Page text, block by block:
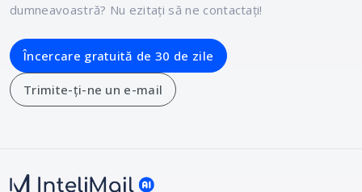
dumneavoastră? Nu ezitați să ne contactați!
Încercare gratuită de 30 de zile
Trimite-ți-ne un e-mail